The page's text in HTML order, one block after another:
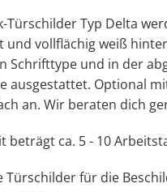
Türschilder Typ Delta
vollflächig weiß
Schrifttype und in der
ausgestattet. Optional
an. Wir beraten dich
beträgt ca. 5 - 10
Türschilder für die